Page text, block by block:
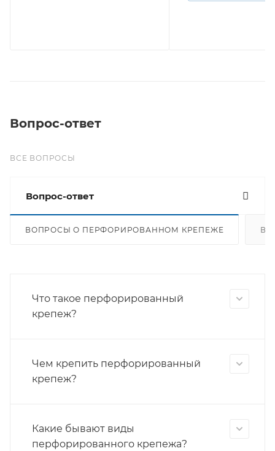
Вопрос-ответ
ВСЕ ВОПРОСЫ
Вопрос-ответ
ВОПРОСЫ О ПЕРФОРИРОВАННОМ КРЕПЕЖЕ
Что такое перфорированный
крепеж?
Чем крепить перфорированный
крепеж?
Какие бывают виды
перфорированного крепежа?